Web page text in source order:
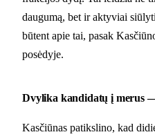
daugumą, bet ir aktyviai
būtent apie tai, pasak
posėdyje.
Dvylika kandidatų į merus
Kasčiūnas patikslino, kad